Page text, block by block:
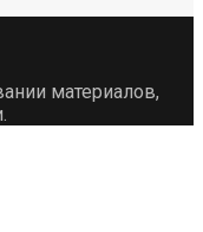
материалов,